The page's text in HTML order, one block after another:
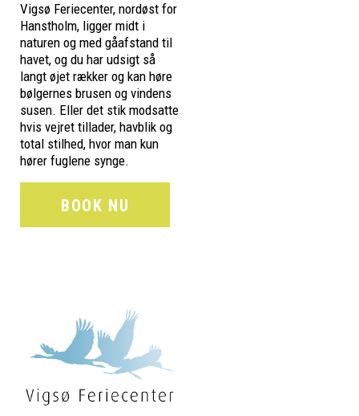
Vigsø Feriecenter, nordøst for
Hanstholm, ligger midt i
naturen og med gåafstand til
havet, og du har udsigt så
langt øjet rækker og kan høre
bølgernes brusen og vindens
susen. Eller det stik modsatte
hvis vejret tillader, havblik og
total stilhed, hvor man kun
hører fuglene synge.
BOOK NU